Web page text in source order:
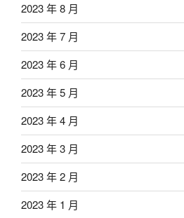
2023 年 8 月
2023 年 7 月
2023 年 6 月
2023 年 5 月
2023 年 4 月
2023 年 3 月
2023 年 2 月
2023 年 1 月